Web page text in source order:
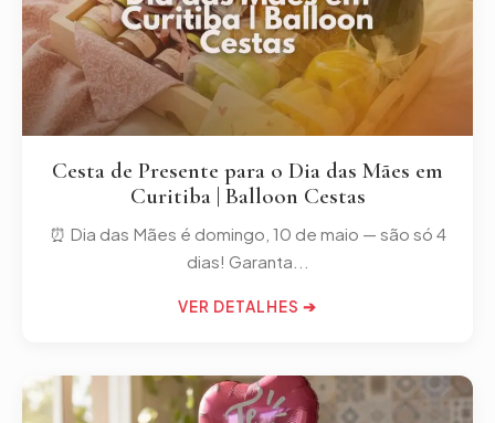
Cesta de Presente para o Dia das Mães em
Curitiba | Balloon Cestas
⏰ Dia das Mães é domingo, 10 de maio — são só 4
dias! Garanta...
VER DETALHES ➔